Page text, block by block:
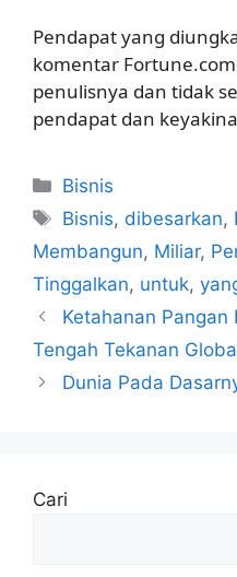
Pendapat yang
komentar
penulisnya dan tidak
pendapat dan
Kategori
Bisnis
Tag
Bisnis, dibesarkan,
Membangun, Miliar,
Tinggalkan, untuk,
Ketahanan Pangan
Tengah Tekanan
Dunia Pada
Cari